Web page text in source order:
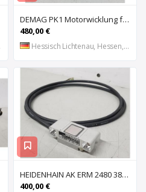
DEMAG PK1 Motorwicklung für Kettenzug DEMAG PK1, Spule, Moto
480,00 €
Hessisch Lichtenau, Hessen, DE
HEIDENHAIN AK ERM 2480 3850 01 -03 R Abtastkopf für inkrementales Einbau-Messgerät mit
400,00 €